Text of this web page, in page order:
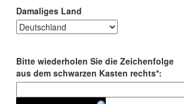
Damaliges Land
Bitte wiederholen Sie die Zeichenfolge
aus dem schwarzen Kasten rechts*: